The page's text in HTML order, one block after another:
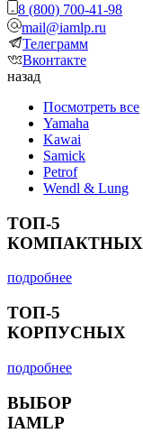
8 (800) 700-41-98
mail@iamlp.ru
Телеграмм
Вконтакте
назад
Посмотреть все
Yamaha
Kawai
Samick
Petrof
Wendl & Lung
ТОП-5
КОМПАКТНЫХ
подробнее
ТОП-5
КОРПУСНЫХ
подробнее
ВЫБОР
IAMLP